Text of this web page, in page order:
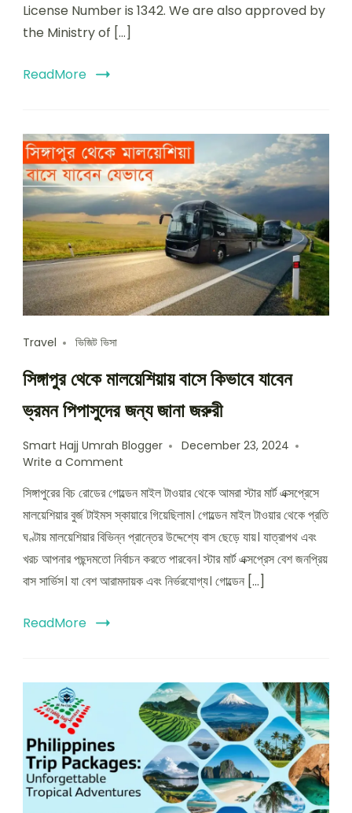
License Number is 1342. We are also approved by
the Ministry of […]
ReadMore
Travel ভিজিট ভিসা
সিঙ্গাপুর থেকে মালয়েশিয়ায় বাসে কিভাবে যাবেন
ভ্রমন পিপাসুদের জন্য জানা জরুরী
Smart Hajj Umrah Blogger
December 23, 2024
Write a Comment
সিঙ্গাপুরের বিচ রোডের গোল্ডেন মাইল টাওয়ার থেকে আমরা স্টার মার্ট এক্সপ্রেসে
মালয়েশিয়ার বুর্জ টাইমস স্কায়ারে গিয়েছিলাম। গোল্ডেন মাইল টাওয়ার থেকে প্রতি
ঘণ্টায় মালয়েশিয়ার বিভিন্ন প্রান্তের উদ্দেশ্যে বাস ছেড়ে যায়। যাত্রাপথ এবং
খরচ আপনার পছন্দমতো নির্বাচন করতে পারবেন। স্টার মার্ট এক্সপ্রেস বেশ জনপ্রিয়
বাস সার্ভিস। যা বেশ আরামদায়ক এবং নির্ভরযোগ্য। গোল্ডেন […]
ReadMore